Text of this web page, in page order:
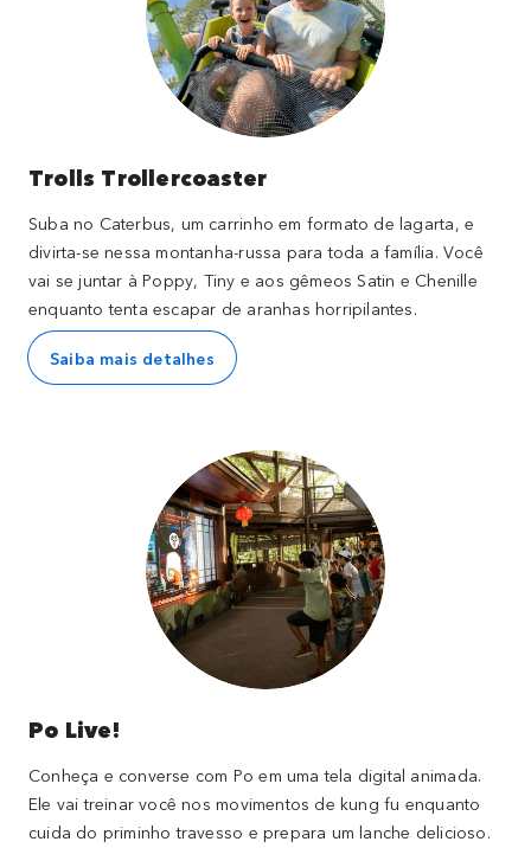
Trolls Trollercoaster
Suba no Caterbus, um carrinho em formato de lagarta, e
divirta-se nessa montanha-russa para toda a família. Você
vai se juntar à Poppy, Tiny e aos gêmeos Satin e Chenille
enquanto tenta escapar de aranhas horripilantes.
Saiba mais detalhes
Po Live!
Conheça e converse com Po em uma tela digital animada.
Ele vai treinar você nos movimentos de kung fu enquanto
cuida do priminho travesso e prepara um lanche delicioso.